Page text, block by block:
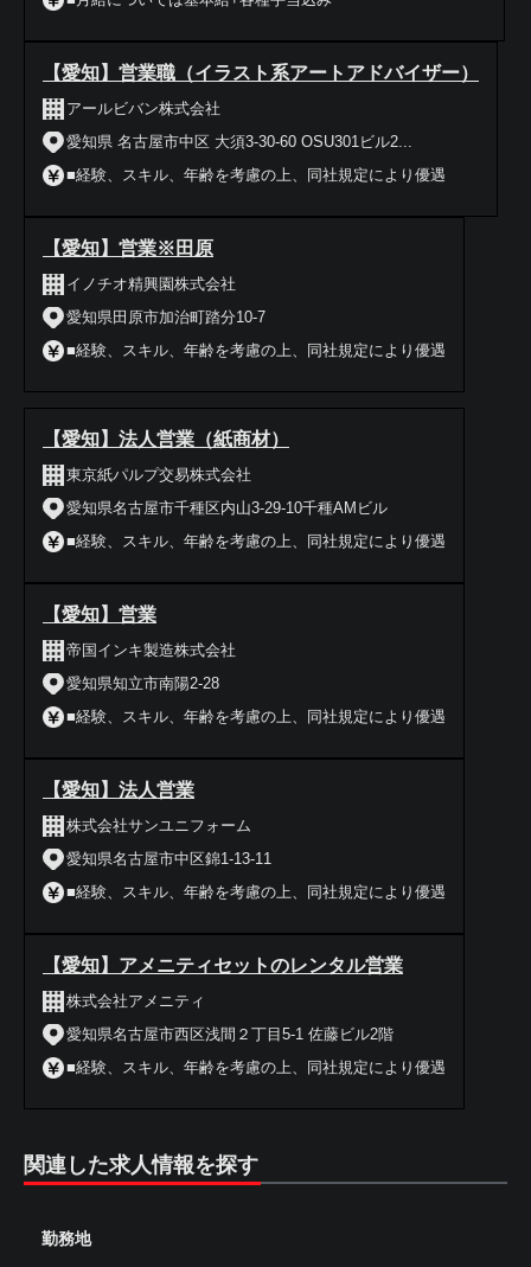
【愛知】営業職（イラスト系アートアドバイザー）
アールビバン株式会社
愛知県 名古屋市中区 大須3-30-60 OSU301ビル2...
■経験、スキル、年齢を考慮の上、同社規定により優遇
【愛知】営業※田原
イノチオ精興園株式会社
愛知県田原市加治町踏分10-7
■経験、スキル、年齢を考慮の上、同社規定により優遇
【愛知】法人営業（紙商材）
東京紙パルプ交易株式会社
愛知県名古屋市千種区内山3-29-10千種AMビル
■経験、スキル、年齢を考慮の上、同社規定により優遇
【愛知】営業
帝国インキ製造株式会社
愛知県知立市南陽2-28
■経験、スキル、年齢を考慮の上、同社規定により優遇
【愛知】法人営業
株式会社サンユニフォーム
愛知県名古屋市中区錦1-13-11
■経験、スキル、年齢を考慮の上、同社規定により優遇
【愛知】アメニティセットのレンタル営業
株式会社アメニティ
愛知県名古屋市西区浅間２丁目5-1 佐藤ビル2階
■経験、スキル、年齢を考慮の上、同社規定により優遇
関連した求人情報を探す
勤務地